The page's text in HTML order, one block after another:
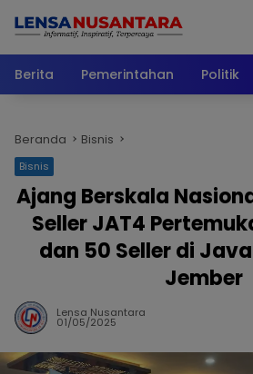
Berita
Pemerintahan Politik
Beranda Bisnis
Bisnis
Ajang Berskala
Seller JAT4
dan 50 Seller di
Jember
Lensa Nusantara
01/05/2025